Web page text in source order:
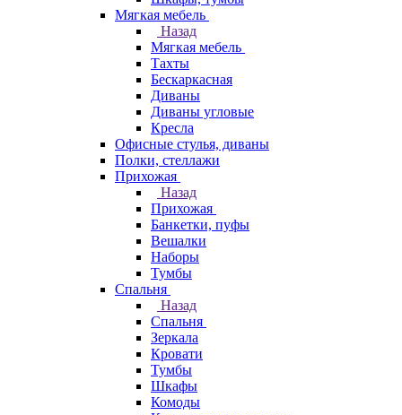
Мягкая мебель
Назад
Мягкая мебель
Тахты
Бескаркасная
Диваны
Диваны угловые
Кресла
Офисные стулья, диваны
Полки, стеллажи
Прихожая
Назад
Прихожая
Банкетки, пуфы
Вешалки
Наборы
Тумбы
Спальня
Назад
Спальня
Зеркала
Кровати
Тумбы
Шкафы
Комоды